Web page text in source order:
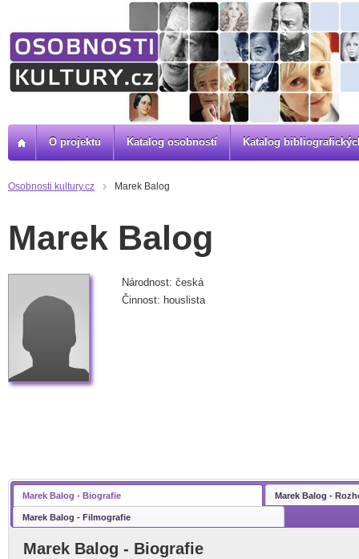
Osobnosti kultury.cz Marek Balog
Marek Balog
Národnost: česká
Činnost: houslista
Marek Balog - Biografie Marek Balog -
Marek Balog - Filmografie
Marek Balog - Biografie
O projektu Katalog osobností Katalog